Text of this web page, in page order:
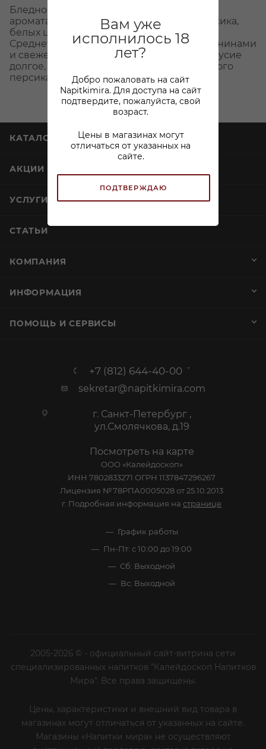
Вам уже
исполнилось 18
лет?
Добро пожаловать на сайт
Napitkimira. Для доступа на сайт
подтвердите, пожалуйста, свой
возраст.
Цены в магазинах могут
отличаться от указанных на
сайте.
ПОДТВЕРЖДАЮ
Бледно-лососевый цвет. Букет составлен
ароматами вишни, клубники, белого персика,
белых цветов, розы, леденцов, мела.
Среднетелое, округлое вино с легкими танинами
и свежей ягодной кислотностью. Послевкусие
долгое, с нотами клубники и малины, белого
персика, нектарина, абрикоса, имбиря.
КАТАЛОГ
АКЦИИ
УСЛУГИ
СТАТЬИ
КОМПАНИЯ
ИНФОРМАЦИЯ
ПОМОЩЬ И СЕРВИСЫ
+7 (812) 644-40-00
sekretar@napitkimira.com
г. Санкт-Петербург ,
ул.Смолячкова, д.19
Посмотреть на карте
ООО «Калейдоскоп»
ИНН 7802833271 ОГРН 1137847296267
Лицензия №78РПА0005028 от 25.10.2013
г. Подробная информация на странице
График работы
Пн-Пт: с 10:00 до 19:00
Сб: Выходной
Вс: Выходной
2005-2026 © - официальный сайт-витрина сети
специализированных напитков "Калейдоскоп Напитков
Мира". Все права защищены.
Цены, характеристики и внешний вид товара в
магазинах могут отличаться от указанных на сайте.
Магазины «Напитки мира» не осуществляют